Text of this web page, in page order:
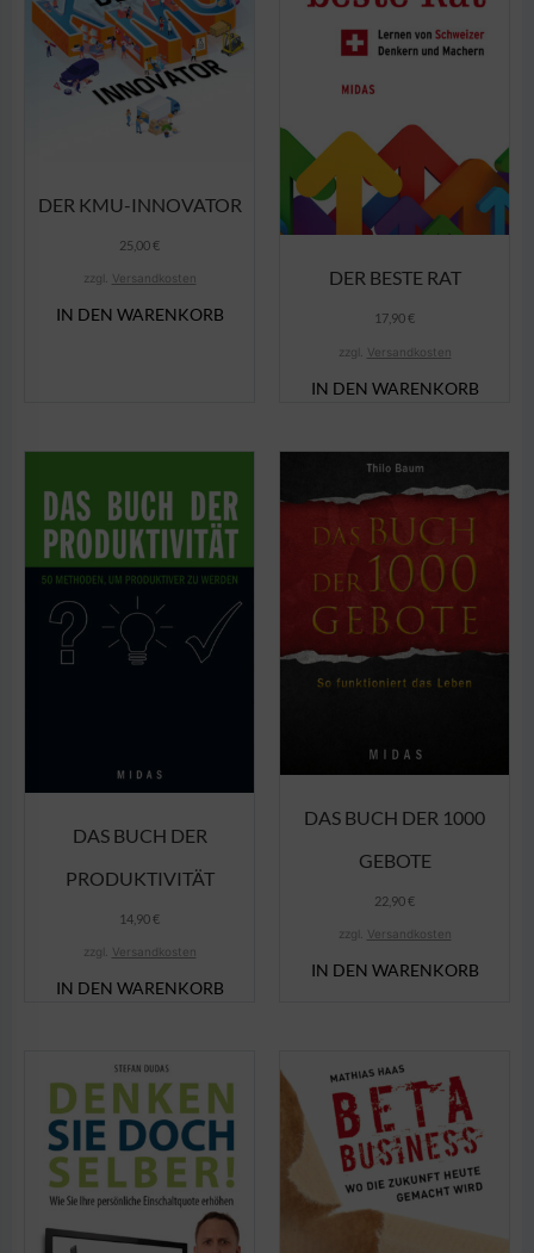
DER KMU-INNOVATOR
25,00€
zzgl. Versandkosten
IN DEN WARENKORB
DER BESTE RAT
17,90€
zzgl. Versandkosten
IN DEN WARENKORB
DAS BUCH DER
PRODUKTIVITÄT
14,90€
zzgl. Versandkosten
IN DEN WARENKORB
DAS BUCH DER 1000
GEBOTE
22,90€
zzgl. Versandkosten
IN DEN WARENKORB